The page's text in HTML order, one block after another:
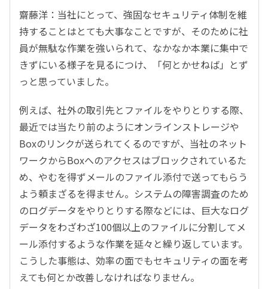
齋藤洋：当社にとって、強固なセキュリティ体制を維
持することはとても大事なことですが、そのために社
員が無駄な作業を強いられて、なかなか本業に集中で
きずにいる様子を見るにつけ、「何とかせねば」とず
っと思っていました。
例えば、社外の取引先とファイルをやりとりする際、
最近では当たり前のようにオンラインストレージや
Boxのリンクが送られてくるのですが、当社のネット
ワークからBoxへのアクセスはブロックされているた
め、やむを得ずメールのファイル添付で送ってもらう
よう頼まざるを得ません。システムの障害調査のため
のログデータをやりとりする際などには、巨大なログ
データをわざわざ100個以上のファイルに分割してメ
ール添付するような作業を延々と繰り返しています。
こうした事態は、効率の面でもセキュリティの面を考
えても何とか改善しなければなりません。